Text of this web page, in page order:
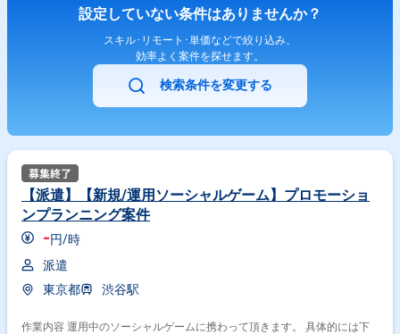
設定していない条件はありませんか？
スキル･リモート･単価などで絞り込み、
効率よく案件を探せます。
検索条件を変更する
【派遣】【新規/運用ソーシャルゲーム】プロモーショ
ンプランニング案件
-円/時
派遣
東京都
渋谷駅
作業内容 運用中のソーシャルゲームに携わって頂きます。 具体的には下